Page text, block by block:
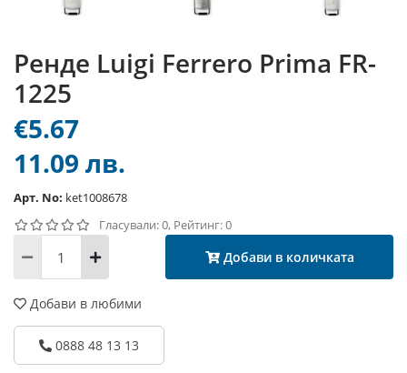
Ренде Luigi Ferrero Prima FR-
1225
€5.67
11.09 лв.
Арт. No: ket1008678
Гласували: 0, Рейтинг: 0
Добави в количката
Добави в любими
0888 48 13 13